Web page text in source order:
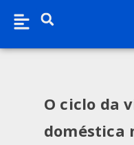
O ciclo da
doméstica